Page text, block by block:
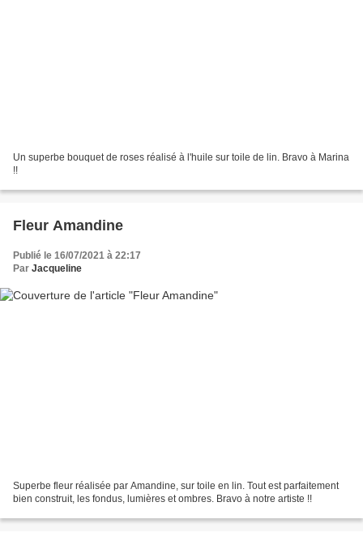
Un superbe bouquet de roses réalisé à l'huile sur toile de lin. Bravo à Marina
!!
Fleur Amandine
Publié le 16/07/2021 à 22:17
Par Jacqueline
Superbe fleur réalisée par Amandine, sur toile en lin. Tout est parfaitement
bien construit, les fondus, lumières et ombres. Bravo à notre artiste !!